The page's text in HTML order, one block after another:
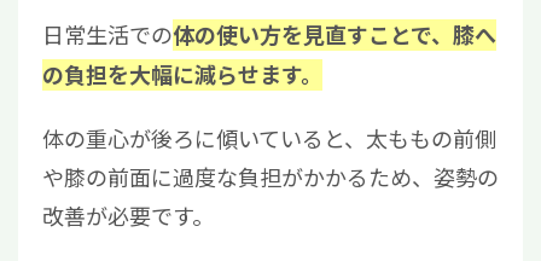
日常生活での体の使い方を見直すことで、膝へ
の負担を大幅に減らせます。
体の重心が後ろに傾いていると、太ももの前側
や膝の前面に過度な負担がかかるため、姿勢の
改善が必要です。